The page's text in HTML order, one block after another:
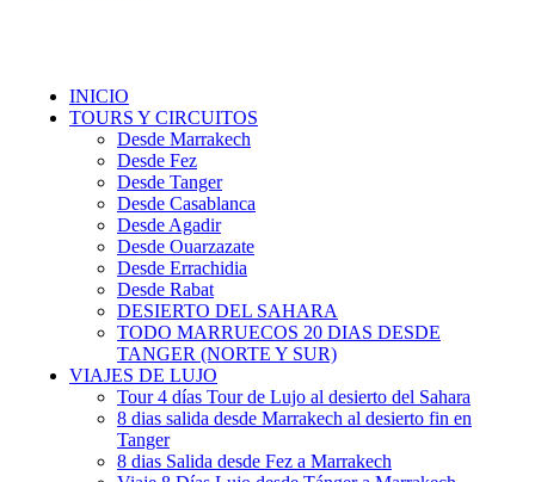
INICIO
TOURS Y CIRCUITOS
Desde Marrakech
Desde Fez
Desde Tanger
Desde Casablanca
Desde Agadir
Desde Ouarzazate
Desde Errachidia
Desde Rabat
DESIERTO DEL SAHARA
TODO MARRUECOS 20 DIAS DESDE
TANGER (NORTE Y SUR)
VIAJES DE LUJO
Tour 4 días Tour de Lujo al desierto del Sahara
8 dias salida desde Marrakech al desierto fin en
Tanger
8 dias Salida desde Fez a Marrakech